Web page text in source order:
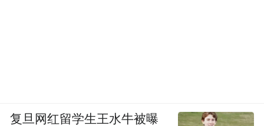
复旦网红留学生王水牛被曝